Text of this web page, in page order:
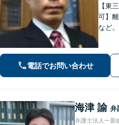
【東
可】
など
まず
日・
電話でお問い合わせ
海津 諭 弁
弁護士法人一新